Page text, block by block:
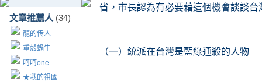
文章推薦人 (34)
龍的传人
重殼蝸牛
呵呵one
★我的祖國
省，市長認為有必要藉這個機會談談台
（一）統派在台灣是藍綠通殺的人物